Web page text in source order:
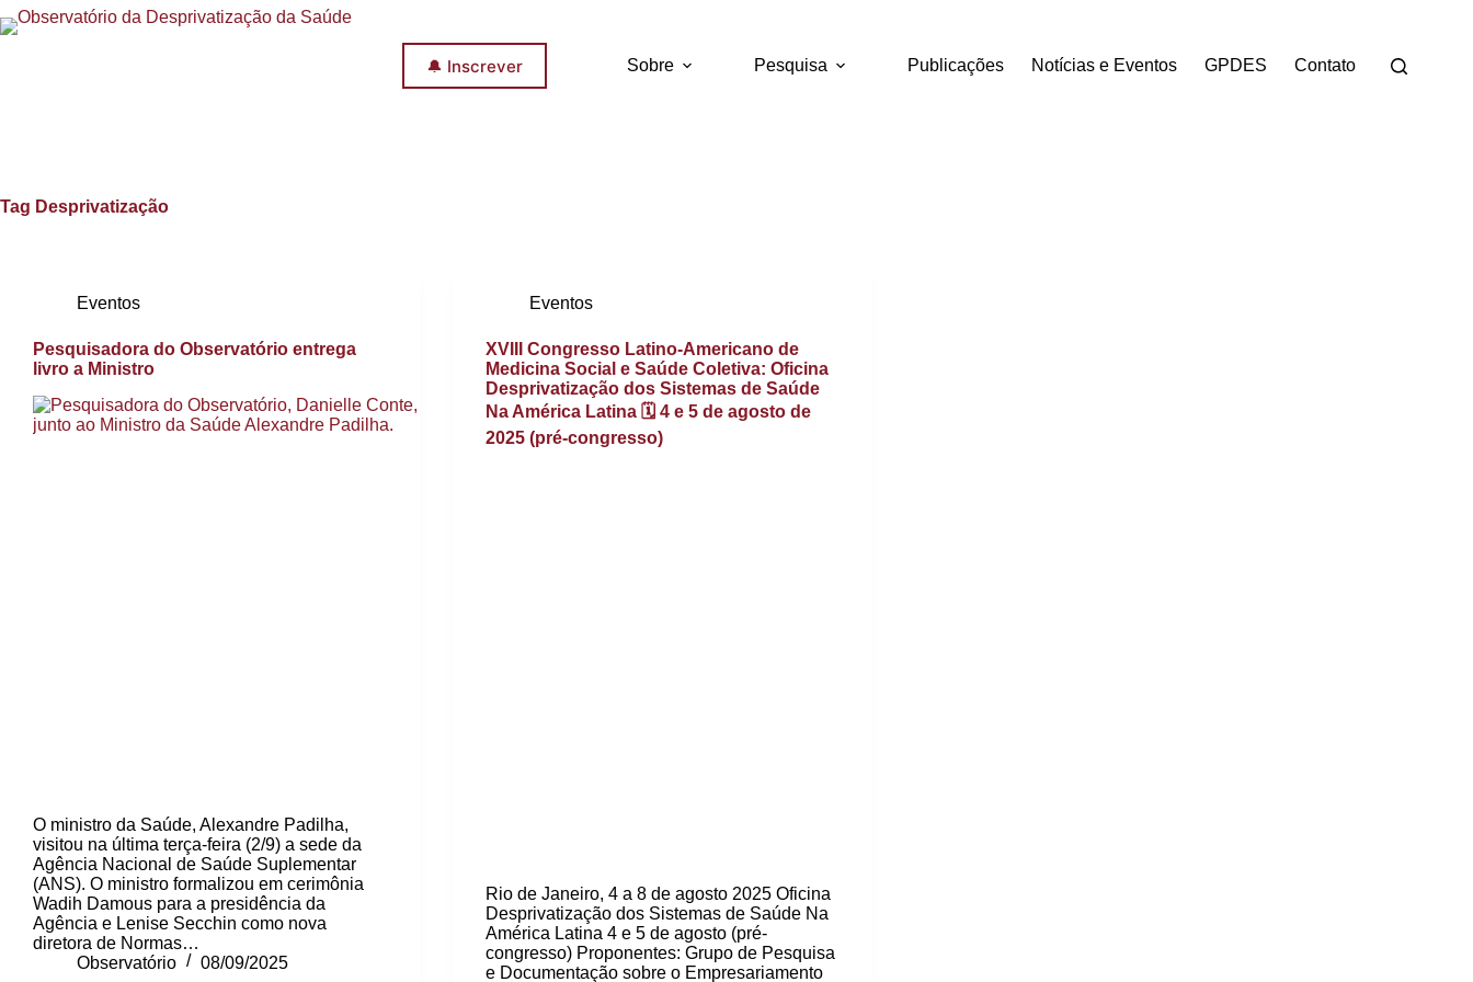
Pular
para
🔔 Inscrever Sobre Pesquisa Publicações Notícias e Eventos GPDES Contato
Tag Desprivatização
Eventos
Pesquisadora do Observatório entrega
livro a Ministro
O ministro da Saúde, Alexandre Padilha,
visitou na última terça-feira (2/9) a sede da
Agência Nacional de Saúde Suplementar
(ANS). O ministro formalizou em cerimônia
Wadih Damous para a presidência da
Agência e Lenise Secchin como nova
diretora de Normas…
Observatório
08/09/2025
Eventos
XVIII Congresso Latino-Americano de
Medicina Social e Saúde Coletiva: Oficina
Desprivatização dos Sistemas de Saúde
Na América Latina 🗓️ 4 e 5 de agosto de
2025 (pré-congresso)
Rio de Janeiro, 4 a 8 de agosto 2025 Oficina
Desprivatização dos Sistemas de Saúde Na
América Latina 4 e 5 de agosto (pré-
congresso) Proponentes: Grupo de Pesquisa
e Documentação sobre o Empresariamento